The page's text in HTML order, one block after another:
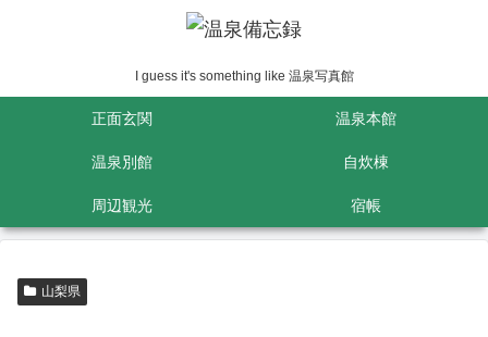
I guess it's something like 温泉写真館
正面玄関 温泉本館
温泉別館 自炊棟
周辺観光 宿帳
山梨県